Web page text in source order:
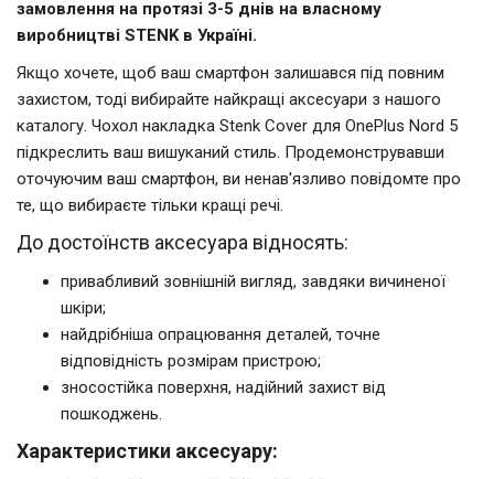
замовлення на протязі 3-5 днів на власному
виробництві STENK в Україні.
Якщо хочете, щоб ваш смартфон залишався під повним
захистом, тоді вибирайте найкращі аксесуари з нашого
каталогу. Чохол накладка Stenk Cover для OnePlus Nord 5
підкреслить ваш вишуканий стиль. Продемонструвавши
оточуючим ваш смартфон, ви ненав'язливо повідомте про
те, що вибираєте тільки кращі речі.
До достоїнств аксесуара відносять:
привабливий зовнішній вигляд, завдяки вичиненої
шкіри;
найдрібніша опрацювання деталей, точне
відповідність розмірам пристрою;
зносостійка поверхня, надійний захист від
пошкоджень.
Характеристики аксесуару: